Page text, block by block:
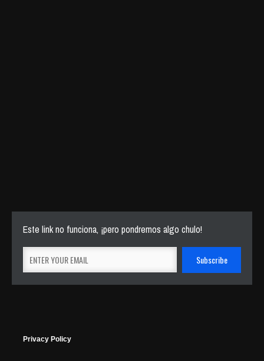
Este link no funciona, ¡pero pondremos algo chulo!
Privacy Policy